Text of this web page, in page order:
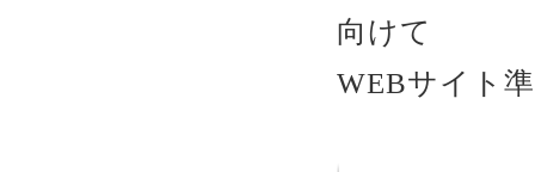
向けて
WEBサイト